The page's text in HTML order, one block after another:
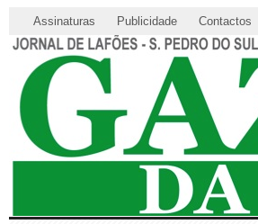
Assinaturas Publicidade Contactos